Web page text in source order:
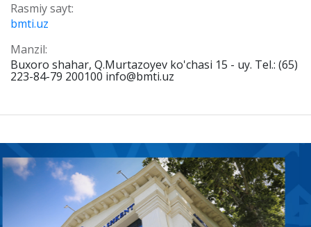
Rasmiy sayt:
bmti.uz
Manzil:
Buxoro shahar, Q.Murtazoyev ko'chasi 15 - uy. Tel.: (65)
223-84-79 200100 info@bmti.uz